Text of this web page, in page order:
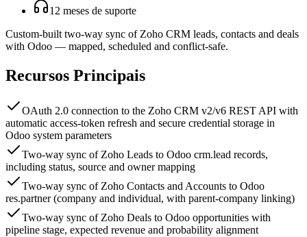
12 meses de suporte
Custom-built two-way sync of Zoho CRM leads, contacts and deals
with Odoo — mapped, scheduled and conflict-safe.
Recursos Principais
OAuth 2.0 connection to the Zoho CRM v2/v6 REST API with
automatic access-token refresh and secure credential storage in
Odoo system parameters
Two-way sync of Zoho Leads to Odoo crm.lead records,
including status, source and owner mapping
Two-way sync of Zoho Contacts and Accounts to Odoo
res.partner (company and individual, with parent-company linking)
Two-way sync of Zoho Deals to Odoo opportunities with
pipeline stage, expected revenue and probability alignment